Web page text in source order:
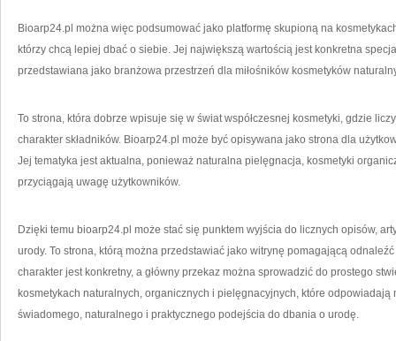
Bioarp24.pl można więc podsumować jako platformę skupioną na
którzy chcą lepiej dbać o siebie. Jej największą wartością jest konkretna
przedstawiana jako branżowa przestrzeń dla miłośników kosmetyków
To strona, która dobrze wpisuje się w świat współczesnej kosmetyki, gdzie
charakter składników. Bioarp24.pl może być opisywana jako strona dla
Jej tematyka jest aktualna, ponieważ naturalna pielęgnacja, kosmetyki
przyciągają uwagę użytkowników.
Dzięki temu bioarp24.pl może stać się punktem wyjścia do licznych opisów,
urody. To strona, którą można przedstawiać jako witrynę pomagającą
charakter jest konkretny, a główny przekaz można sprowadzić do prostego
kosmetykach naturalnych, organicznych i pielęgnacyjnych, które
świadomego, naturalnego i praktycznego podejścia do dbania o urodę.